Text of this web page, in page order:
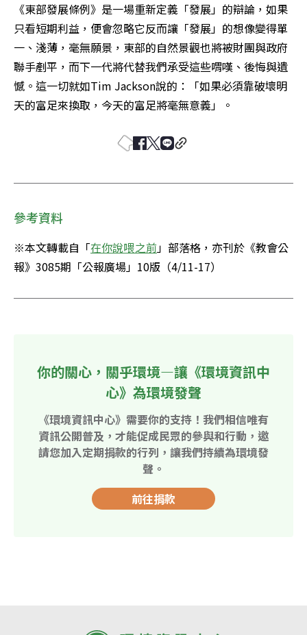
《東部發展條例》是一場重新定義「發展」的辯論，如果
只看短期利益，便會忽略它反而讓「發展」的想像變得單
一、淺薄，毫無願景，東部的自然景觀也將被財團與政府
聯手剷平，而下一代將代替我們承受這些喟嘆、後悔與遺
憾。這一切就如Tim Jackson說的：「如果必須靠破壞明
天的富足來換取，今天的富足將毫無意義」。
參考資料
※本文轉載自「在你說喂之前」部落格，亦刊於《教會公
報》3085期「公報廣場」10版（4/11-17）
你的關心，關乎環境—讓《環境資訊中
心》為環境發聲
《環境資訊中心》需要你的支持！我們相信唯有
資訊公開普及，才能促成民眾的參與和行動，邀
請您加入定期捐款的行列，讓我們持續為環境發
聲。
前往捐款